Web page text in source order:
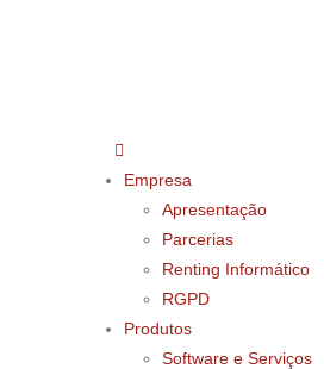
Empresa
Apresentação
Parcerias
Renting Informático
RGPD
Produtos
Software e Serviços